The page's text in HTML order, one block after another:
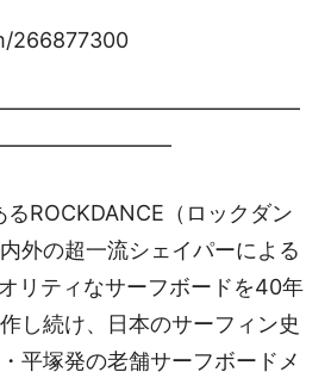
266877300
ROCKDANCE（ロックダン
外の超一流シェイパーによる
リティなサーフボードを40年
し続け、日本のサーフィン史
平塚発の老舗サーフボードメ